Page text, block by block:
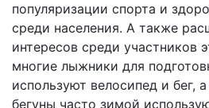
популяризации спорта и
среди населения. А также
интересов среди участников
многие лыжники для
используют велосипед и бег,
бегуны часто зимой